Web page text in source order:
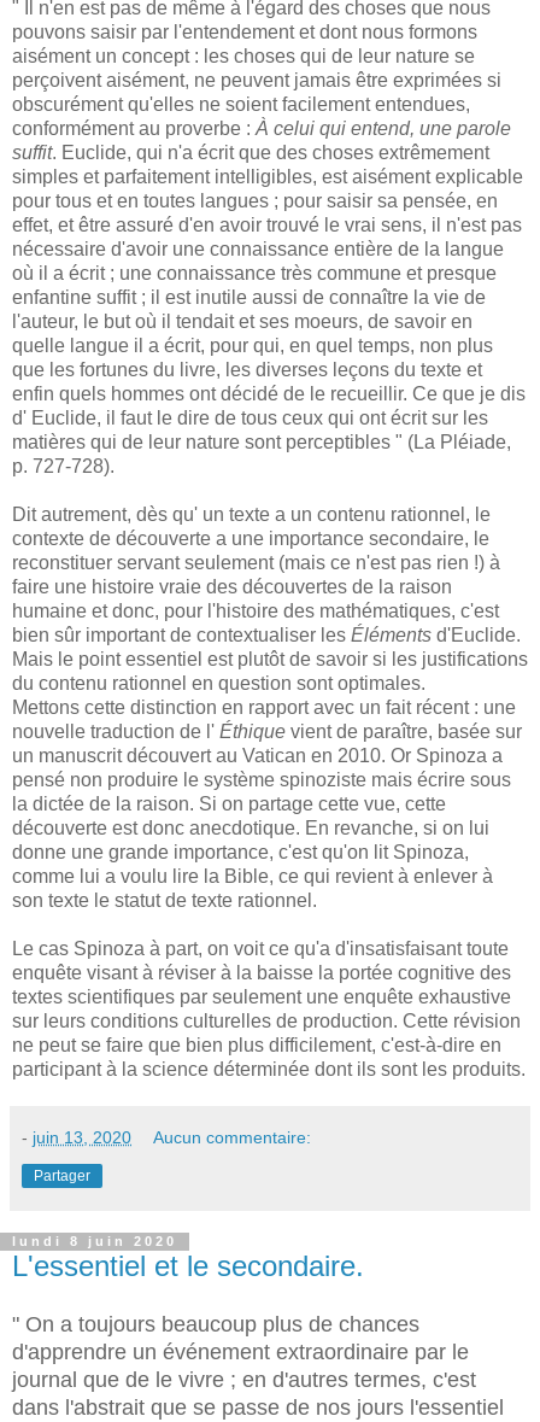
" Il n'en est pas de même à l'égard des choses que nous
pouvons saisir par l'entendement et dont nous formons
aisément un concept : les choses qui de leur nature se
perçoivent aisément, ne peuvent jamais être exprimées si
obscurément qu'elles ne soient facilement entendues,
conformément au proverbe : À celui qui entend, une parole
suffit. Euclide, qui n'a écrit que des choses extrêmement
simples et parfaitement intelligibles, est aisément explicable
pour tous et en toutes langues ; pour saisir sa pensée, en
effet, et être assuré d'en avoir trouvé le vrai sens, il n'est pas
nécessaire d'avoir une connaissance entière de la langue
où il a écrit ; une connaissance très commune et presque
enfantine suffit ; il est inutile aussi de connaître la vie de
l'auteur, le but où il tendait et ses moeurs, de savoir en
quelle langue il a écrit, pour qui, en quel temps, non plus
que les fortunes du livre, les diverses leçons du texte et
enfin quels hommes ont décidé de le recueillir. Ce que je dis
d' Euclide, il faut le dire de tous ceux qui ont écrit sur les
matières qui de leur nature sont perceptibles " (La Pléiade,
p. 727-728).
Dit autrement, dès qu' un texte a un contenu rationnel, le
contexte de découverte a une importance secondaire, le
reconstituer servant seulement (mais ce n'est pas rien !) à
faire une histoire vraie des découvertes de la raison
humaine et donc, pour l'histoire des mathématiques, c'est
bien sûr important de contextualiser les Éléments d'Euclide.
Mais le point essentiel est plutôt de savoir si les justifications
du contenu rationnel en question sont optimales.
Mettons cette distinction en rapport avec un fait récent : une
nouvelle traduction de l' Éthique vient de paraître, basée sur
un manuscrit découvert au Vatican en 2010. Or Spinoza a
pensé non produire le système spinoziste mais écrire sous
la dictée de la raison. Si on partage cette vue, cette
découverte est donc anecdotique. En revanche, si on lui
donne une grande importance, c'est qu'on lit Spinoza,
comme lui a voulu lire la Bible, ce qui revient à enlever à
son texte le statut de texte rationnel.
Le cas Spinoza à part, on voit ce qu'a d'insatisfaisant toute
enquête visant à réviser à la baisse la portée cognitive des
textes scientifiques par seulement une enquête exhaustive
sur leurs conditions culturelles de production. Cette révision
ne peut se faire que bien plus difficilement, c'est-à-dire en
participant à la science déterminée dont ils sont les produits.
- juin 13, 2020 Aucun commentaire:
Partager
lundi 8 juin 2020
L'essentiel et le secondaire.
" On a toujours beaucoup plus de chances
d'apprendre un événement extraordinaire par le
journal que de le vivre ; en d'autres termes, c'est
dans l'abstrait que se passe de nos jours l'essentiel